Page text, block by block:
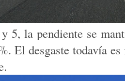
5, la pendiente se
El desgaste todavía